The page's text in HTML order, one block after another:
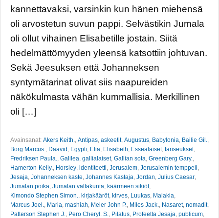
kannettavaksi, varsinkin kun hänen miehensä
oli arvostetun suvun pappi. Selvästikin Jumala
oli ollut vihainen Elisabetille jostain. Siitä
hedelmättömyyden yleensä katsottiin johtuvan.
Sekä Jeesuksen että Johanneksen
syntymätarinat olivat siis naapureiden
näkökulmasta vähän kummallisia. Merkillinen
oli […]
Avainsanat: Akers Keith., Antipas, askeetit, Augustus, Babylonia, Bailie Gil.,
Borg Marcus., Daavid , Egypti, Elia, Elisabeth, Essealaiset, fariseukset,
Fredriksen Paula., Galilea, gallialaiset, Gallian sota, Greenberg Gary.,
Hamerton-Kelly., Horsley, identiteetti, Jerusalem, Jerusalemin temppeli,
Jesaja, Johanneksen kaste, Johannes Kastaja, Jordan, Julius Caesar,
Jumalan poika, Jumalan valtakunta, käärmeen sikiöt,
Kimondo Stephen Simon., kirjakääröt, kirves, Luukas, Malakia,
Marcus Joel., Maria, mashiah, Meier John P., Miles Jack., Nasaret, nomadit,
Patterson Stephen J., Pero Cheryl. S., Pilatus, Profeetta Jesaja, publicum,